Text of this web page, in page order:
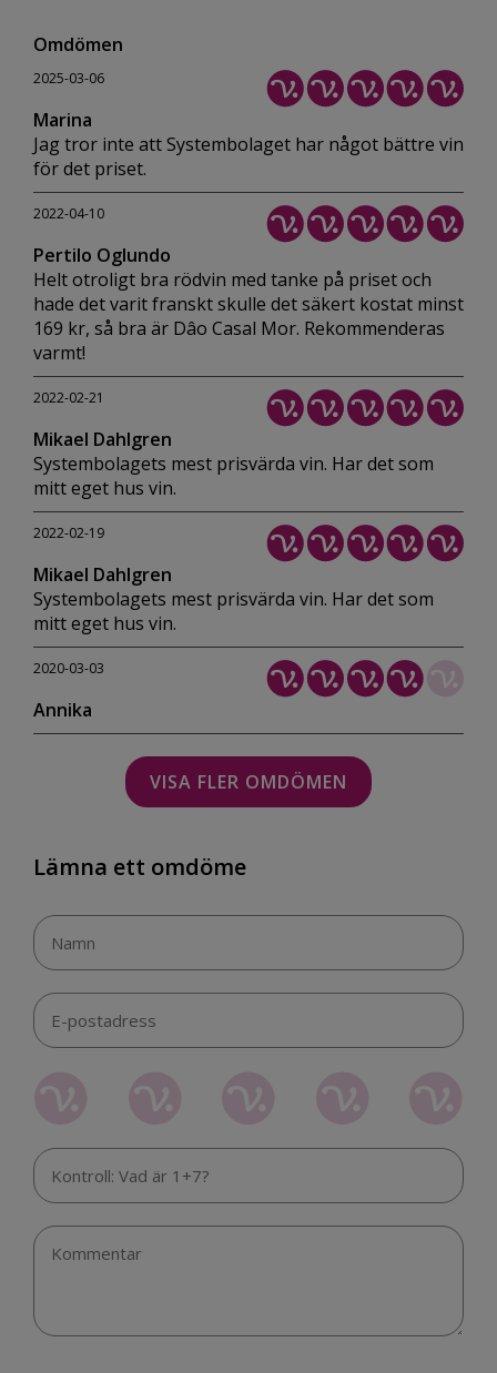
Omdömen
2025-03-06
Marina
Jag tror inte att Systembolaget har något bättre vin
för det priset.
2022-04-10
Pertilo Oglundo
Helt otroligt bra rödvin med tanke på priset och
hade det varit franskt skulle det säkert kostat minst
169 kr, så bra är Dâo Casal Mor. Rekommenderas
varmt!
2022-02-21
Mikael Dahlgren
Systembolagets mest prisvärda vin. Har det som
mitt eget hus vin.
2022-02-19
Mikael Dahlgren
Systembolagets mest prisvärda vin. Har det som
mitt eget hus vin.
2020-03-03
Annika
VISA FLER OMDÖMEN
Lämna ett omdöme